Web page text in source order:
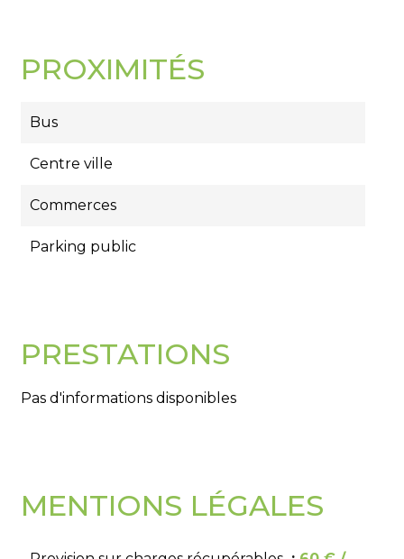
PROXIMITÉS
Bus
Centre ville
Commerces
Parking public
PRESTATIONS
Pas d'informations disponibles
MENTIONS LÉGALES